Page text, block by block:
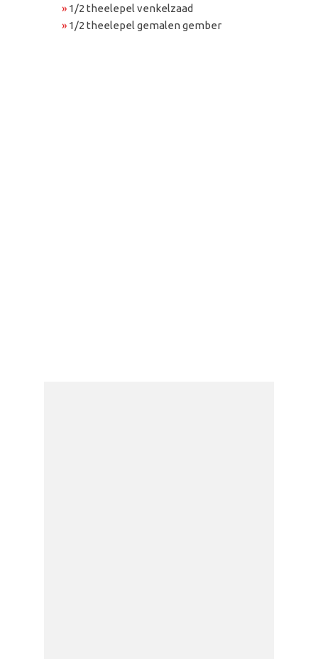
» 1/2 theelepel venkelzaad
» 1/2 theelepel gemalen gember